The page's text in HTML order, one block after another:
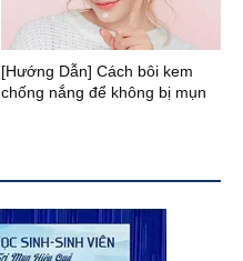
[Hướng Dẫn] Cách bôi kem
chống nắng để không bị mụn